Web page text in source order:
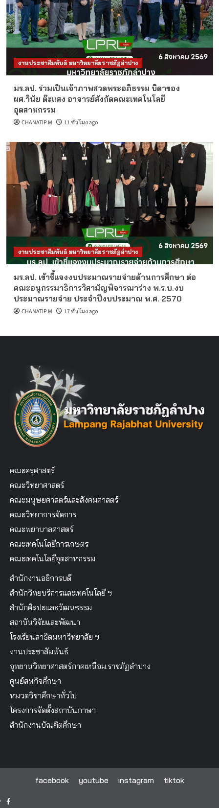
งานประชาสัมพันธ์ มหาวิทยาลัยราชภัฏลำปาง
มร.ลป. ร่วมเป็นเจ้าภาพสวดพระอภิธรรม บิดาของ
ผศ.วินัย ต๊ะแสง อาจารย์สังกัดคณะเทคโนโลยี
อุตสาหกรรม
CHANATIP.M 11 ชั่วโมง ago
งานประชาสัมพันธ์ มหาวิทยาลัยราชภัฏลำปาง
มร.ลป. เข้าชี้แจงงบประมาณรายจ่ายด้านการศึกษา ต่อ
คณะอนุกรรมาธิการวิสามัญพิจารณาร่าง พ.ร.บ.งบ
ประมาณรายจ่าย ประจำปีงบประมาณ พ.ศ. 2570
CHANATIP.M 17 ชั่วโมง ago
คณะครุศาสตร์
คณะวิทยาศาสตร์
คณะมนุษยศาสตร์และสังคมศาสตร์
คณะวิทยาการจัดการ
คณะพยาบาลศาสตร์
คณะเทคโนโลยีการเกษตร
คณะเทคโนโลยีอุตสาหกรรม
สำนักงานอธิการบดี
สำนักวิทยบริการและเทคโนโลยี ฯ
สำนักศิลปะและวัฒนธรรม
สถาบันวิจัยและพัฒนา
โรงเรียนสาธิตมหาวิทยาลัย ฯ
งานประชาสัมพันธ์
อุทยานวิทยาศาสตร์ภาคเหนือม.ราชภัฏลำปาง
ศูนย์สหกิจศึกษา
หมวดวิชาศึกษาทั่วไป
โครงการจัดตั้งสถาบันภาษา
สำนักงานบัณฑิตศึกษา
facebook youtube instagram tiktok
facebook